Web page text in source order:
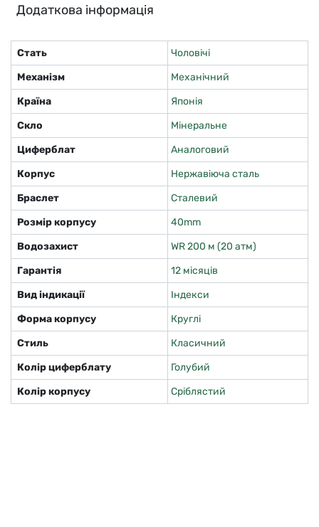
Додаткова інформація
Стать
Чоловічі
Механізм
Механічний
Країна
Японія
Скло
Мінеральне
Циферблат
Аналоговий
Корпус
Нержавіюча сталь
Браслет
Сталевий
Розмір корпусу
40mm
Водозахист
WR 200 м (20 атм)
Гарантія
12 місяців
Вид індикації
Індекси
Форма корпусу
Круглі
Стиль
Класичний
Колір циферблату
Голубий
Колір корпусу
Сріблястий